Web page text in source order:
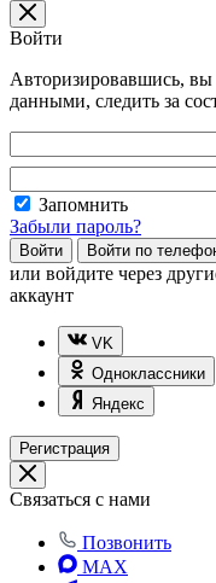
Войти
Авторизировавшись,
данными, следить за
Запомнить
Забыли пароль?
Войти Войти по
или войдите через
аккаунт
VK
Одноклассники
Яндекс
Регистрация
Связаться с нами
Позвонить
MAX